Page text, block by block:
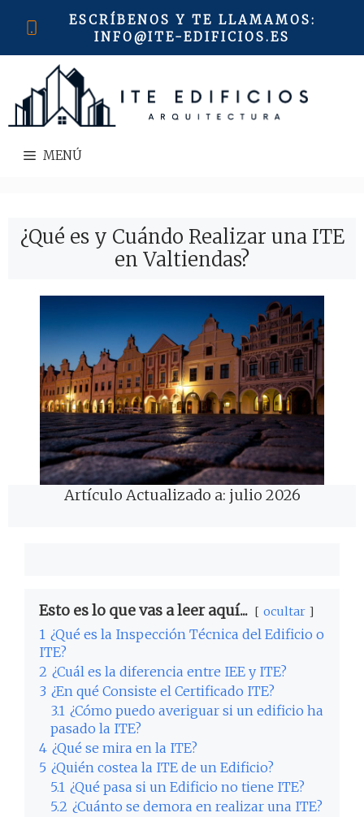
ESCRÍBENOS Y TE LLAMAMOS:
INFO@ITE-EDIFICIOS.ES
MENÚ
¿Qué es y Cuándo Realizar una ITE
en Valtiendas?
Artículo Actualizado a: julio 2026
Esto es lo que vas a leer aquí... ocultar
1 ¿Qué es la Inspección Técnica del Edificio o
ITE?
2 ¿Cuál es la diferencia entre IEE y ITE?
3 ¿En qué Consiste el Certificado ITE?
3.1 ¿Cómo puedo averiguar si un edificio ha
pasado la ITE?
4 ¿Qué se mira en la ITE?
5 ¿Quién costea la ITE de un Edificio?
5.1 ¿Qué pasa si un Edificio no tiene ITE?
5.2 ¿Cuánto se demora en realizar una ITE?